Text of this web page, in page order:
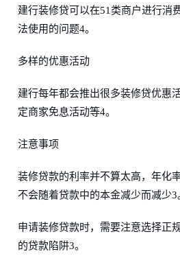
建行装修贷可以在51类商户进行消
法使用的问题4。
多样的优惠活动
建行每年都会推出很多装修贷优惠
定商家免息活动等4。
注意事项
装修贷款的利率并不算太高，年化
不会随着贷款中的本金减少而减少3
申请装修贷款时，需要注意选择正
的贷款陷阱3。